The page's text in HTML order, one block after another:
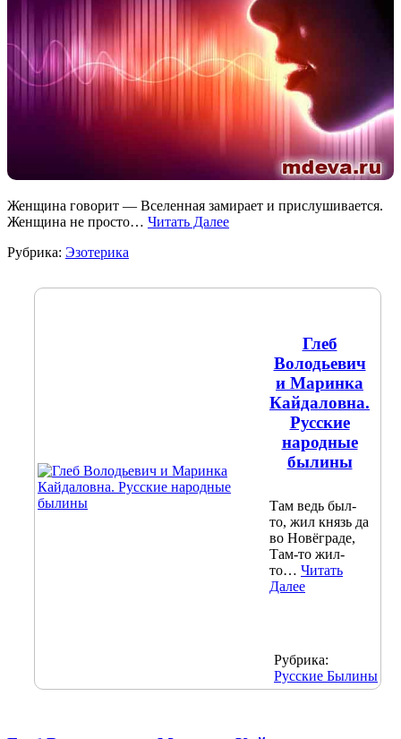
Женщина говорит — Вселенная замирает и прислушивается.
Женщина не просто… Читать Далее
Рубрика: Эзотерика
Глеб
Володьевич
и Маринка
Кайдаловна.
Русские
народные
былины
Там ведь был-
то, жил князь да
во Новёграде,
Там-то жил-
то… Читать
Далее
Рубрика:
Русские Былины